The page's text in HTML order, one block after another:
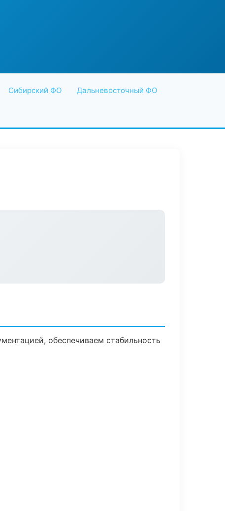
Сибирский ФО Дальневосточный ФО
обеспечиваем стабильность